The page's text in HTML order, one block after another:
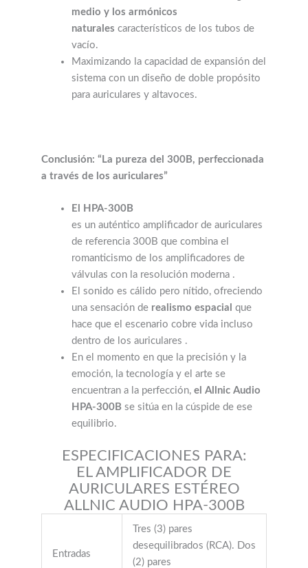
medio y los armónicos
naturales característicos de los tubos de
vacío.
Maximizando la capacidad de expansión del
sistema con un diseño de doble propósito
para auriculares y altavoces.
Conclusión: “La pureza del 300B, perfeccionada
a través de los auriculares”
El HPA-300B
es un auténtico amplificador de auriculares
de referencia 300B que combina el
romanticismo de los amplificadores de
válvulas con la resolución moderna .
El sonido es cálido pero nítido, ofreciendo
una sensación de realismo espacial que
hace que el escenario cobre vida incluso
dentro de los auriculares .
En el momento en que la precisión y la
emoción, la tecnología y el arte se
encuentran a la perfección, el Allnic Audio
HPA-300Bse sitúa en la cúspide de ese
equilibrio.
ESPECIFICACIONES PARA:
EL AMPLIFICADOR DE
AURICULARES ESTÉREO
ALLNIC AUDIO HPA-300B
Entradas
Tres (3) pares
desequilibrados (RCA). Dos
(2) pares